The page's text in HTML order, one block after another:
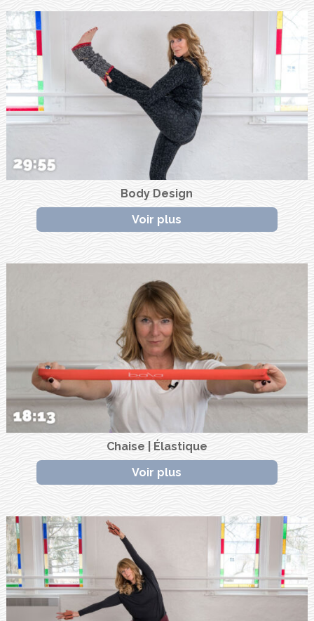
Body Design
Voir plus
Chaise | Élastique
Voir plus